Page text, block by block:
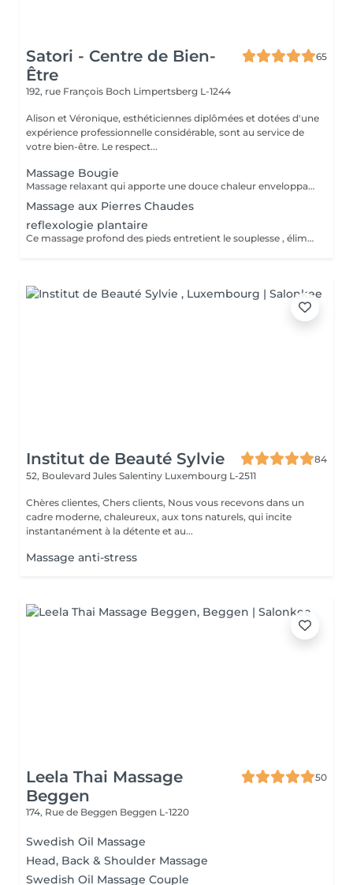
Satori - Centre de Bien-
Être
65
192, rue François Boch Limpertsberg L-1244
Alison et Véronique, esthéticiennes diplômées et dotées d'une
expérience professionnelle considérable, sont au service de
votre bien-être. Le respect...
Massage Bougie
Massage relaxant qui apporte une douce chaleur enveloppante pour une détente profonde et sensorielle. La cire fondue se transforme en huile soyeuse pour nourrir la peau et apaiser l'esprit.
Massage aux Pierres Chaudes
reflexologie plantaire
Ce massage profond des pieds entretient le souplesse , élimine les tensions , relaxe , favorise la circulation sanguine et rééquilibre les énergies .
Institut de Beauté Sylvie
84
52, Boulevard Jules Salentiny Luxembourg L-2511
Chères clientes, Chers clients, Nous vous recevons dans un
cadre moderne, chaleureux, aux tons naturels, qui incite
instantanément à la détente et au...
Massage anti-stress
Leela Thai Massage
Beggen
50
174, Rue de Beggen Beggen L-1220
Swedish Oil Massage
Head, Back & Shoulder Massage
Swedish Oil Massage Couple